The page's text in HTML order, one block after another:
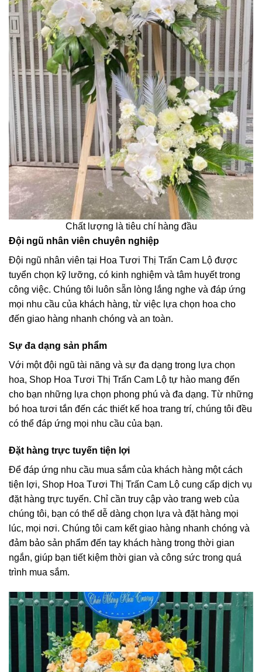
Chất lượng là tiêu chí hàng đầu
Đội ngũ nhân viên chuyên nghiệp
Đội ngũ nhân viên tại Hoa Tươi Thị Trấn Cam Lộ được
tuyển chọn kỹ lưỡng, có kinh nghiệm và tâm huyết trong
công việc. Chúng tôi luôn sẵn lòng lắng nghe và đáp ứng
mọi nhu cầu của khách hàng, từ việc lựa chọn hoa cho
đến giao hàng nhanh chóng và an toàn.
Sự đa dạng sản phẩm
Với một đội ngũ tài năng và sự đa dạng trong lựa chọn
hoa, Shop Hoa Tươi Thị Trấn Cam Lộ tự hào mang đến
cho bạn những lựa chọn phong phú và đa dạng. Từ những
bó hoa tươi tắn đến các thiết kế hoa trang trí, chúng tôi đều
có thể đáp ứng mọi nhu cầu của bạn.
Đặt hàng trực tuyến tiện lợi
Để đáp ứng nhu cầu mua sắm của khách hàng một cách
tiện lợi, Shop Hoa Tươi Thị Trấn Cam Lộ cung cấp dịch vụ
đặt hàng trực tuyến. Chỉ cần truy cập vào trang web của
chúng tôi, bạn có thể dễ dàng chọn lựa và đặt hàng mọi
lúc, mọi nơi. Chúng tôi cam kết giao hàng nhanh chóng và
đảm bảo sản phẩm đến tay khách hàng trong thời gian
ngắn, giúp bạn tiết kiệm thời gian và công sức trong quá
trình mua sắm.